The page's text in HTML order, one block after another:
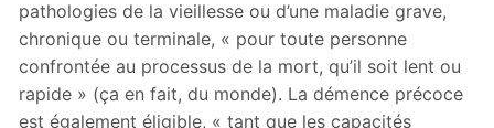
pathologies de la vieillesse ou d’une maladie grave,
chronique ou terminale, « pour toute personne
confrontée au processus de la mort, qu’il soit lent ou
rapide » (ça en fait, du monde). La démence précoce
est également éligible, « tant que les capacités